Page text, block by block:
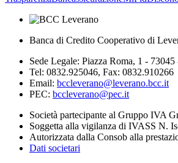
Banca di Credito Cooperativo di
Sede Legale: Piazza Roma, 1 -
Tel: 0832.925046, Fax: 0832.910266
Email: bccleverano@leverano.bcc.it
PEC: bccleverano@pec.it
Società partecipante al Gruppo IVA
Soggetta alla vigilanza di IVASS N.
Autorizzata dalla Consob alla
Dati societari